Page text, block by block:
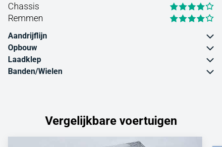
Chassis
Remmen
Aandrijflijn
Opbouw
Laadklep
Banden/Wielen
Vergelijkbare voertuigen